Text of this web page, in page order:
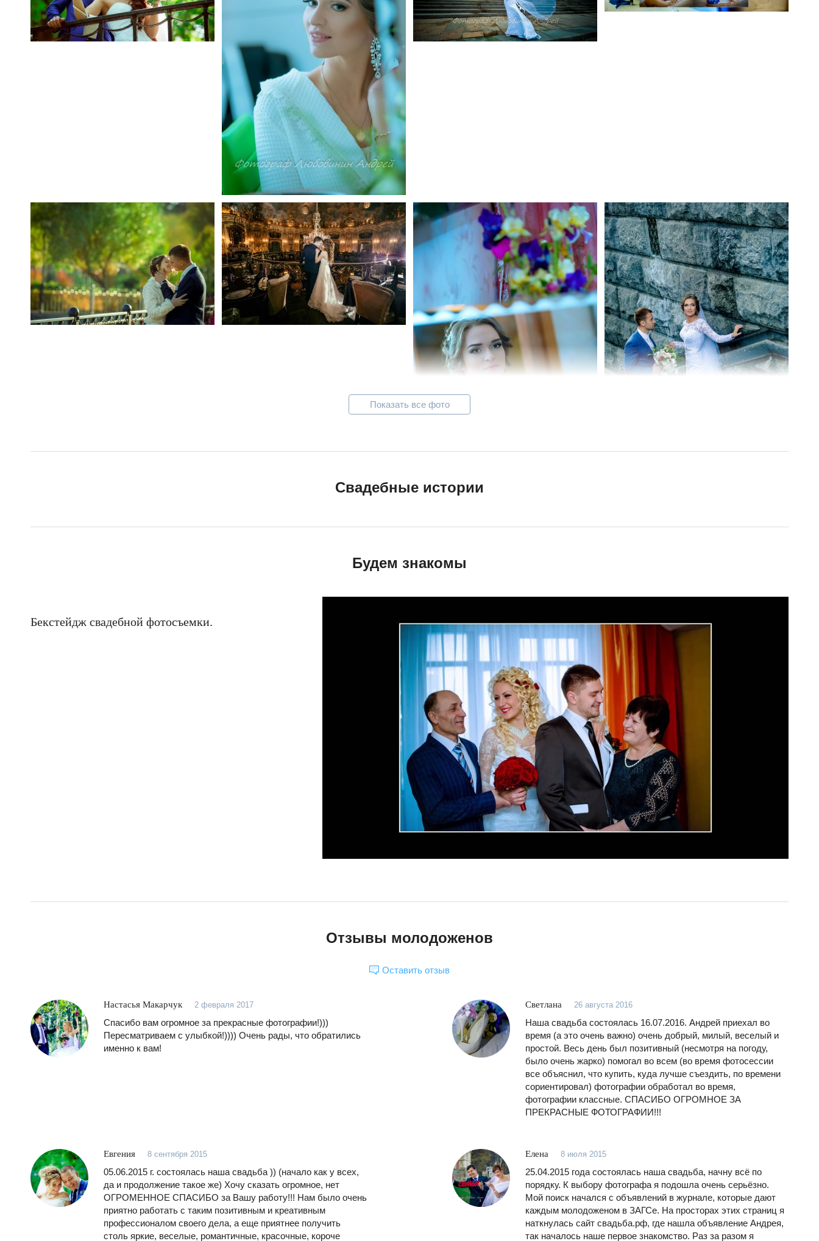
Показать все фото
Cвадебные истории
Будем знакомы
Бекстейдж свадебной фотосъемки.
Отзывы молодоженов
Оставить отзыв
Настасья Макарчук 2 февраля 2017
Спасибо вам огромное за прекрасные фотографии!)))
Пересматриваем с улыбкой!)))) Очень рады, что обратились
именно к вам!
Светлана 26 августа 2016
Наша свадьба состоялась 16.07.2016. Андрей приехал во
время (а это очень важно) очень добрый, милый, веселый и
простой. Весь день был позитивный (несмотря на погоду,
было очень жарко) помогал во всем (во время фотосессии
все объяснил, что купить, куда лучше съездить, по времени
сориентировал) фотографии обработал во время,
фотографии классные. СПАСИБО ОГРОМНОЕ ЗА
ПРЕКРАСНЫЕ ФОТОГРАФИИ!!!
Евгения 8 сентября 2015
05.06.2015 г. состоялась наша свадьба )) (начало как у всех,
да и продолжение такое же) Хочу сказать огромное, нет
ОГРОМЕННОЕ СПАСИБО за Вашу работу!!! Нам было очень
приятно работать с таким позитивным и креативным
профессионалом своего дела, а еще приятнее получить
столь яркие, веселые, романтичные, красочные, короче
Елена 8 июля 2015
25.04.2015 года состоялась наша свадьба, начну всё по
порядку. К выбору фотографа я подошла очень серьёзно.
Мой поиск начался с объявлений в журнале, которые дают
каждым молодоженом в ЗАГСе. На просторах этих страниц я
наткнулась сайт свадьба.рф, где нашла объявление Андрея,
так началось наше первое знакомство. Раз за разом я